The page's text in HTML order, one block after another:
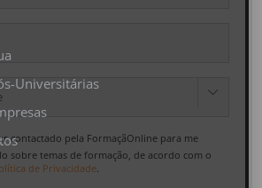
Universitárias

contactado pela FormaçãOnline para me
sobre temas de formação, de acordo com o
de Privacidade